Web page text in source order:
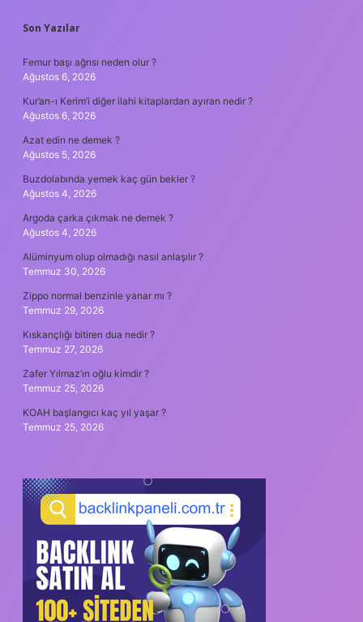
SIDEBAR
Son Yazılar
Femur başı ağrısı neden olur ?
Ağustos 6, 2026
Kur’an-ı Kerim’i diğer ilahi kitaplardan ayıran nedir ?
Ağustos 6, 2026
Azat edin ne demek ?
Ağustos 5, 2026
Buzdolabında yemek kaç gün bekler ?
Ağustos 4, 2026
Argoda çarka çıkmak ne demek ?
Ağustos 4, 2026
Alüminyum olup olmadığı nasıl anlaşılır ?
Temmuz 30, 2026
Zippo normal benzinle yanar mı ?
Temmuz 29, 2026
Kıskançlığı bitiren dua nedir ?
Temmuz 27, 2026
Zafer Yılmaz’ın oğlu kimdir ?
Temmuz 25, 2026
KOAH başlangıcı kaç yıl yaşar ?
Temmuz 25, 2026